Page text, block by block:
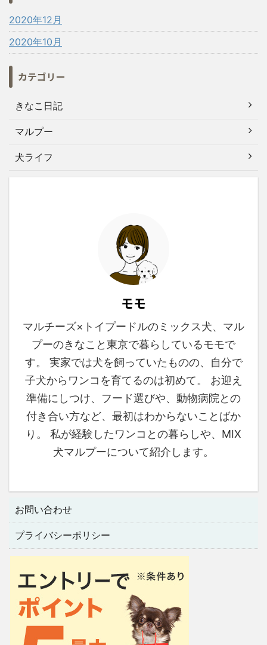
2020年12月
2020年10月
カテゴリー
きなこ日記
マルプー
犬ライフ
モモ
マルチーズ×トイプードルのミックス犬、マル
プーのきなこと東京で暮らしているモモで
す。 実家では犬を飼っていたものの、自分で
子犬からワンコを育てるのは初めて。 お迎え
準備にしつけ、フード選びや、動物病院との
付き合い方など、最初はわからないことばか
り。 私が経験したワンコとの暮らしや、MIX
犬マルプーについて紹介します。
お問い合わせ
プライバシーポリシー